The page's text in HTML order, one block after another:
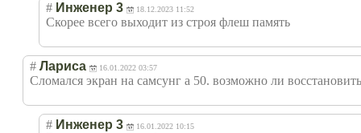
# Инженер 3 18.12.2023 11:52
Скорее всего выходит из строя флеш память
# Лариса 16.01.2022 03:57
Сломался экран на самсунг а 50. возможно ли
# Инженер 3 16.01.2022 10:15